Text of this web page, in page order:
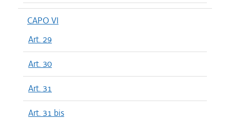
CAPO VI
Art. 29
Art. 30
Art. 31
Art. 31 bis